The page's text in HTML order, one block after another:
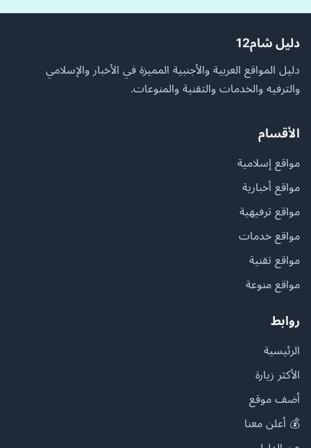
دليل شام12
دليل المواقع العربية والأجنبية المميزة في الأخبار والإسلامي
والترفيه والخدمات والتقنية والمنوعات.
الأقسام
مواقع إسلامية
مواقع أخبارية
مواقع ترفيهية
مواقع خدمات
مواقع تقنية
مواقع منوعة
روابط
الرئيسية
الأكثر زيارة
أضف موقع
💰 أعلن معنا